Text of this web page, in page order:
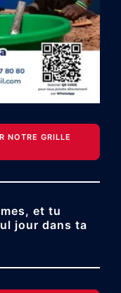
NOTRE GRILLE
et tu
jour dans ta